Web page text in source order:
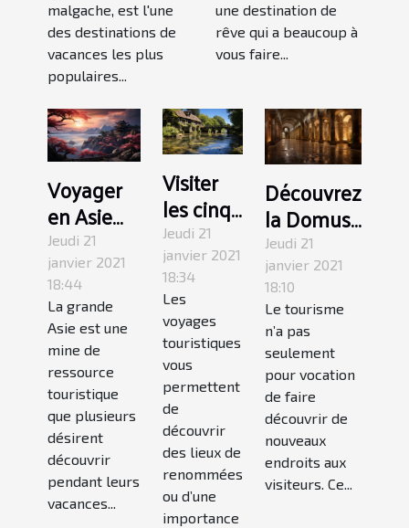
malgache, est l'une
des destinations de
vacances les plus
populaires...
une destination de
rêve qui a beaucoup à
vous faire...
Voyager
en Asie
pour
découvrir
les
merveilles
de la
nature
Jeudi 21
janvier 2021
18:44
La grande
Asie est une
mine de
ressource
touristique
que plusieurs
désirent
découvrir
pendant leurs
vacances...
Visiter
les cinq
beaux
villages
Béarn
Jeudi 21
janvier 2021
18:34
Les
voyages
touristiques
vous
permettent
de
découvrir
des lieux de
renommées
ou d’une
importance
Découvrez
la Domus
Tibériana
de Rome
Jeudi 21
janvier 2021
18:10
Le tourisme
n’a pas
seulement
pour vocation
de faire
découvrir de
nouveaux
endroits aux
visiteurs. Ce...